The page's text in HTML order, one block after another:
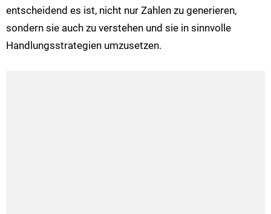
entscheidend es ist, nicht nur Zahlen zu generieren,
sondern sie auch zu verstehen und sie in sinnvolle
Handlungsstrategien umzusetzen​​.